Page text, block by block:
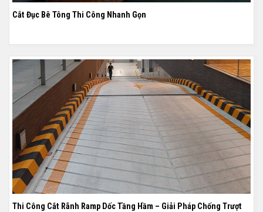
Cắt Đục Bê Tông Thi Công Nhanh Gọn
Thi Công Cắt Rãnh Ramp Dốc Tầng Hầm – Giải Pháp Chống Trượt